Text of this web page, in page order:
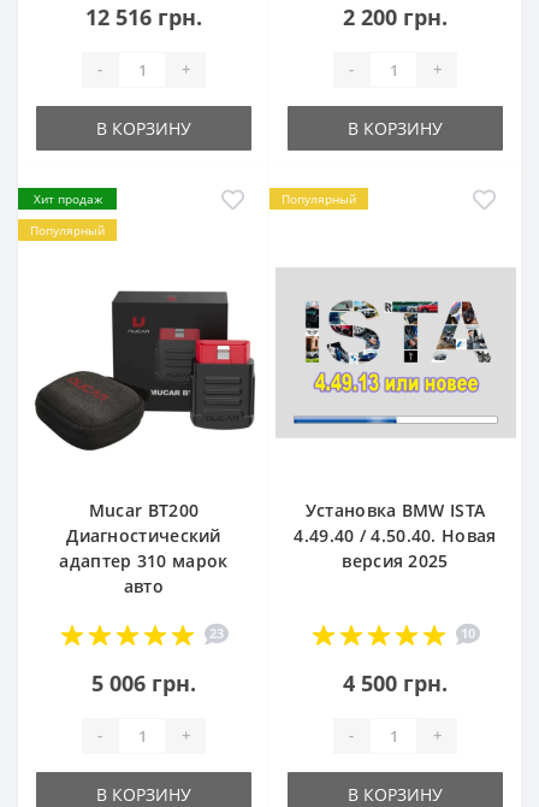
12 516 грн.
- +
В КОРЗИНУ
2 200 грн.
- +
В КОРЗИНУ
Хит продаж
Популярный
Mucar BT200
Диагностический
адаптер 310 марок
авто
23
5 006 грн.
- +
В КОРЗИНУ
Популярный
Установка BMW ISTA
4.49.40 / 4.50.40. Новая
версия 2025
10
4 500 грн.
- +
В КОРЗИНУ